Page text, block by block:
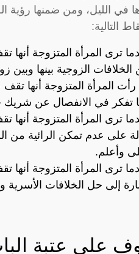
في الليل، ومن ضمنها
التالية:
ترى المرأة المتزوجة أنها
الزوجية بينها وبين
رأت المرأة المتزوجة أنها
تفكر في الانفصال عن شريك
ترى المرأة المتزوجة
على عدم تمكن الرائية من
وأعلم.
ترى المرأة المتزوجة
إلى حل الخلافات الأسرية
على عتبة